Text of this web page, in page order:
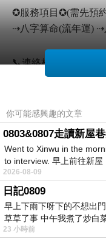
✪服務項目✪(需先預
⇢八字算命(流年運) ⇢
📞連絡林子玄老師
⇢LINE：
#八字命理 #算命五行派
👇訊息不漏接👇
你可能感興趣的文章
0803&0807走讀新屋
Went to Xinwu in the
to interview. 早上前往新
2026-08-09
日記0809
早上下雨下呀下的不想出
草草了事 中午我煮了炒白
23 小時前